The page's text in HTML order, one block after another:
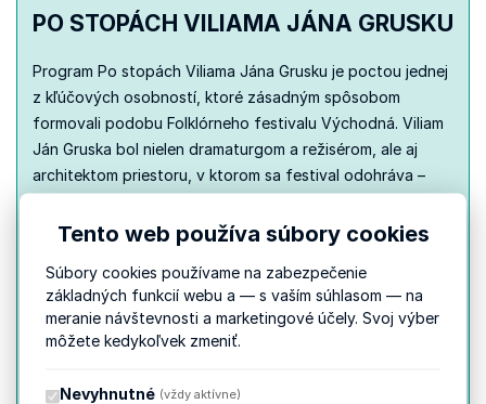
PO STOPÁCH VILIAMA JÁNA GRUSKU
Program Po stopách Viliama Jána Grusku je poctou jednej
z kľúčových osobností, ktoré zásadným spôsobom
formovali podobu Folklórneho festivalu Východná. Viliam
Ján Gruska bol nielen dramaturgom a režisérom, ale aj
architektom priestoru, v ktorom sa festival odohráva –
prirodzeným domovom festivalu.
tradícii a zároveň na odvahe hľadať nové javiskové formy.
Programy ako Tichá krása, Ornamentníky či cyklus
Rodokmeň zeme dodnes patria k vrcholom festivalovej
živý výpovedný a umelecky silný celok.
Tento web používa súbory cookies
Súbory cookies používame na zabezpečenie
základných funkcií webu a — s vaším súhlasom — na
meranie návštevnosti a marketingové účely. Svoj výber
môžete kedykoľvek zmeniť.
Nevyhnutné (vždy aktívne)